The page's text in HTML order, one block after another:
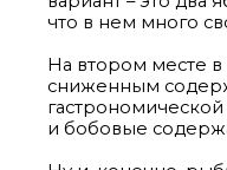
что в нем много
На втором месте
сниженным
и бобовые